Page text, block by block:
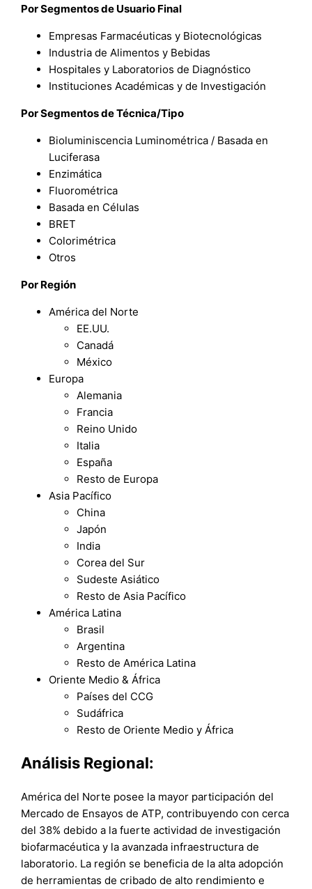
Por Segmentos de Usuario Final
Empresas Farmacéuticas y Biotecnológicas
Industria de Alimentos y Bebidas
Hospitales y Laboratorios de Diagnóstico
Instituciones Académicas y de Investigación
Por Segmentos de Técnica/Tipo
Bioluminiscencia Luminométrica / Basada en
Luciferasa
Enzimática
Fluorométrica
Basada en Células
BRET
Colorimétrica
Otros
Por Región
América del Norte
EE.UU.
Canadá
México
Europa
Alemania
Francia
Reino Unido
Italia
España
Resto de Europa
Asia Pacífico
China
Japón
India
Corea del Sur
Sudeste Asiático
Resto de Asia Pacífico
América Latina
Brasil
Argentina
Resto de América Latina
Oriente Medio & África
Países del CCG
Sudáfrica
Resto de Oriente Medio y África
Análisis Regional:
América del Norte posee la mayor participación del
Mercado de Ensayos de ATP, contribuyendo con cerca
del 38% debido a la fuerte actividad de investigación
biofarmacéutica y la avanzada infraestructura de
laboratorio. La región se beneficia de la alta adopción
de herramientas de cribado de alto rendimiento e